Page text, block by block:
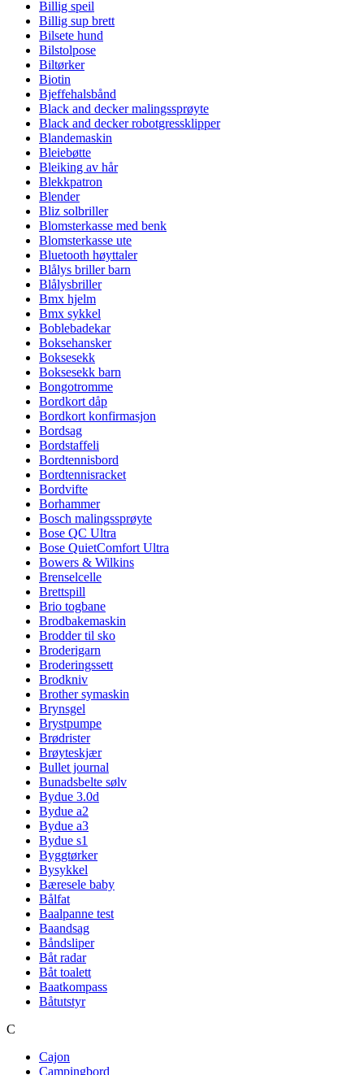
Billig speil
Billig sup brett
Bilsete hund
Bilstolpose
Biltørker
Biotin
Bjeffehalsbånd
Black and decker malingssprøyte
Black and decker robotgressklipper
Blandemaskin
Bleiebøtte
Bleiking av hår
Blekkpatron
Blender
Bliz solbriller
Blomsterkasse med benk
Blomsterkasse ute
Bluetooth høyttaler
Blålys briller barn
Blålysbriller
Bmx hjelm
Bmx sykkel
Boblebadekar
Boksehansker
Boksesekk
Boksesekk barn
Bongotromme
Bordkort dåp
Bordkort konfirmasjon
Bordsag
Bordstaffeli
Bordtennisbord
Bordtennisracket
Bordvifte
Borhammer
Bosch malingssprøyte
Bose QC Ultra
Bose QuietComfort Ultra
Bowers & Wilkins
Brenselcelle
Brettspill
Brio togbane
Brodbakemaskin
Brodder til sko
Broderigarn
Broderingssett
Brodkniv
Brother symaskin
Brynsgel
Brystpumpe
Brødrister
Brøyteskjær
Bullet journal
Bunadsbelte sølv
Bydue 3.0d
Bydue a2
Bydue a3
Bydue s1
Byggtørker
Bysykkel
Bæresele baby
Bålfat
Baalpanne test
Baandsag
Båndsliper
Båt radar
Båt toalett
Baatkompass
Båtutstyr
C
Cajon
Campingbord